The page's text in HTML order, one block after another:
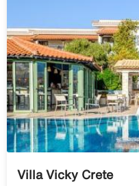
Villa Vicky Crete